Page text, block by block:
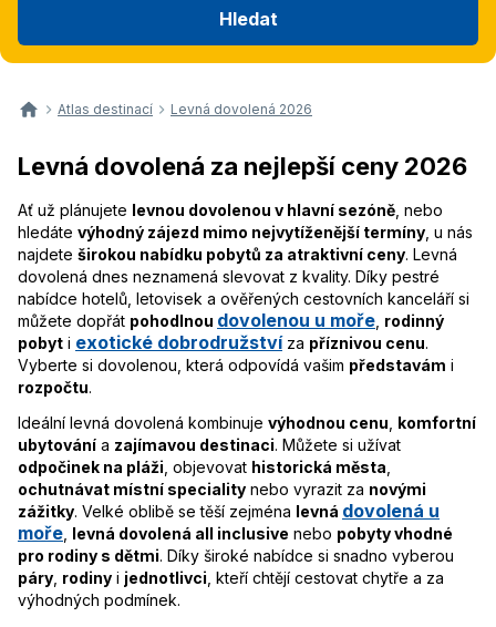
Hledat
Atlas destinací Levná dovolená 2026
Levná dovolená za nejlepší ceny 2026
Ať už plánujete levnou dovolenou v hlavní sezóně , nebo
hledáte výhodný zájezd mimo nejvytíženější termíny , u nás
najdete širokou nabídku pobytů za atraktivní ceny. Levná
dovolená dnes neznamená slevovat z kvality. Díky pestré
nabídce hotelů, letovisek a ověřených cestovních kanceláří si
můžete dopřát pohodlnou dovolenou u moře rodinný
pobyt i exotické dobrodružstvíza příznivou cenu.
Vyberte si dovolenou, která odpovídá vašim představám i
rozpočtu.
Ideální levná dovolená kombinuje výhodnou cenu komfortní
ubytování a zajímavou destinaci. Můžete si užívat
odpočinek na pláži , objevovat historická města
ochutnávat místní speciality nebo vyrazit za novými
zážitky. Velké oblibě se těší zejména levná dovolená u
moře levná dovolená all inclusive nebo pobyty vhodné
pro rodiny s dětmi. Díky široké nabídce si snadno vyberou
páry rodiny i jednotlivci , kteří chtějí cestovat chytře a za
výhodných podmínek.